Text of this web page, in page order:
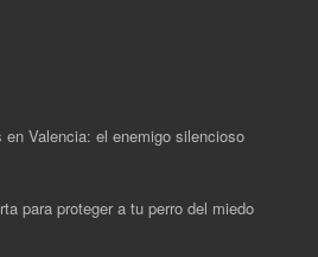
Valencia: el enemigo silencioso
para proteger a tu perro del miedo